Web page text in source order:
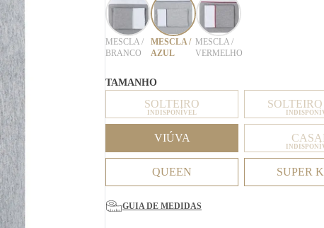
MESCLA /
BRANCO
MESCLA /
AZUL
MESCLA /
VERMELHO
TAMANHO
SOLTEIRO
INDISPONÍVEL
VIÚVA
QUEEN SUPER
GUIA DE MEDIDAS